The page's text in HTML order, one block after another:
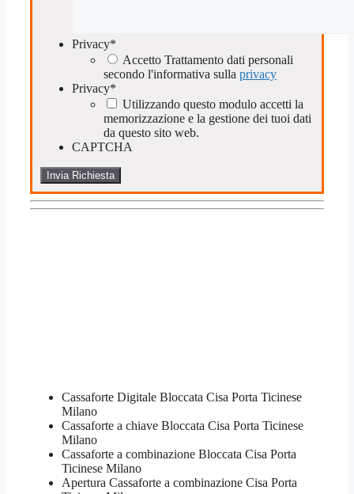
Privacy*
Accetto Trattamento dati personali
secondo l'informativa sulla privacy
Privacy*
Utilizzando questo modulo accetti la
memorizzazione e la gestione dei tuoi dati
da questo sito web.
CAPTCHA
Cassaforte Digitale Bloccata​ Cisa Porta Ticinese
Milano
Cassaforte a chiave Bloccata​ Cisa Porta Ticinese
Milano
Cassaforte a combinazione Bloccata​ Cisa Porta
Ticinese Milano
​Apertura Cassaforte a combinazione​ Cisa Porta